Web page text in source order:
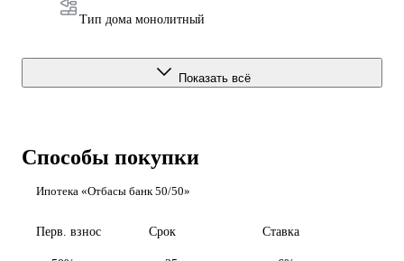
Тип дома монолитный
Показать всё
Способы покупки
Ипотека «Отбасы банк 50/50»
Перв. взнос Срок Ставка